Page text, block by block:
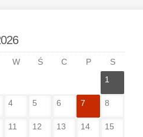
W Ś C P
S
1
4 5 6 7 8
11 12 13 14 15